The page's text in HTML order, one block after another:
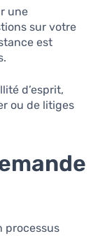
une
sur votre
est
d’esprit,
ou de litiges
processus